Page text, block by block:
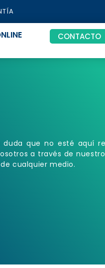
CONTACTO
duda que no esté aquí
a través de
cualquier medio.